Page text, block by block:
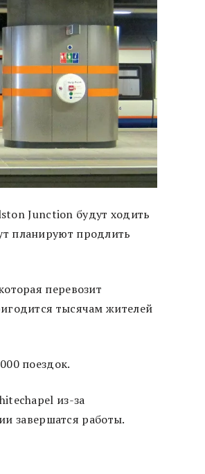
Junction будут ходить
планируют продлить
перевозит
тысячам жителей
поездок.
из-за
завершатся работы.